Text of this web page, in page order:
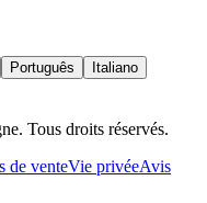
Português
Italiano
Tous droits réservés.
de venteVie privéeAvis